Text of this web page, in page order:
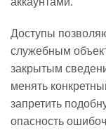
Доступы
служебным
закрытым
менять
запретить
опасность